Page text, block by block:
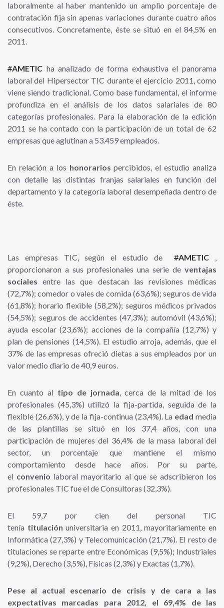
laboralmente al haber mantenido un amplio porcentaje de
contratación fija sin apenas variaciones durante cuatro años
consecutivos. Concretamente, éste se situó en el 84,5% en
2011.
#AMETIC ha analizado de forma exhaustiva el panorama
laboral del Hipersector TIC durante el ejercicio 2011, como
viene siendo tradicional. Como base fundamental, el informe
profundiza en el análisis de los datos salariales de 80
categorías profesionales. Para la elaboración de la edición
2011 se ha contado con la participación de un total de 62
empresas que aglutinan a 53.459 empleados.
En relación a los honorarios percibidos, el estudio analiza
con detalle las distintas franjas salariales en función del
departamento y la categoría laboral desempeñada dentro de
éste.
Las empresas TIC, según el estudio de#AMETIC ,
proporcionaron a sus profesionales una serie de ventajas
sociales entre las que destacan las revisiones médicas
(72,7%); comedor o vales de comida (63,6%); seguros de vida
(61,8%); horario flexible (58,2%); seguros médicos privados
(54,5%); seguros de accidentes (47,3%); automóvil (43,6%);
ayuda escolar (23,6%); acciones de la compañía (12,7%) y
plan de pensiones (14,5%). El estudio arroja, además, que el
37% de las empresas ofreció dietas a sus empleados por un
valor medio diario de 40,9 euros.
En cuanto al tipo de jornada, cerca de la mitad de los
profesionales (45,3%) utilizó la fija-partida, seguida de la
flexible (26,6%), y de la fija-continua (23,4%). La edad media
de las plantillas se situó en los 37,4 años, con una
participación de mujeres del 36,4% de la masa laboral del
sector, un porcentaje que mantiene el mismo
comportamiento desde hace años. Por su parte,
el convenio laboral mayoritario al que se adscribieron los
profesionales TIC fue el de Consultoras (32,3%).
El 59,7 por cien del personal TIC
tenía titulación universitaria en 2011, mayoritariamente en
Informática (27,3%) y Telecomunicación (21,7%). El resto de
titulaciones se reparte entre Económicas (9,5%); Industriales
(9,2%), Derecho (3,5%), Físicas (2,3%) y Exactas (1,7%).
Pese al actual escenario de crisis y de cara a las
expectativas marcadas para 2012, el 69,4% de las